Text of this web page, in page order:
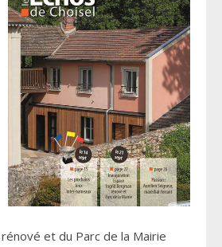
et du Parc de la Mairie